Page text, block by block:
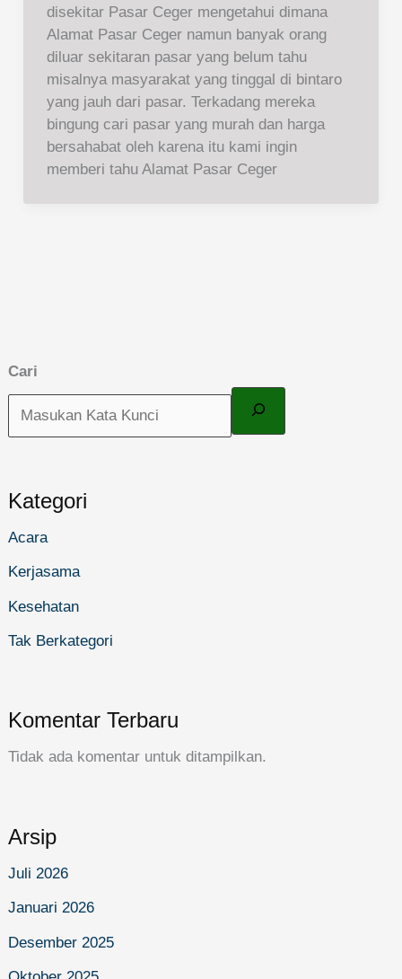
Cari
Kategori
Acara
Kerjasama
Kesehatan
Tak Berkategori
Komentar Terbaru
Tidak ada komentar untuk ditampilkan.
Arsip
Juli 2026
Januari 2026
Desember 2025
disekitar Pasar Ceger mengetahui dimana
Alamat Pasar Ceger namun banyak orang
diluar sekitaran pasar yang belum tahu
misalnya masyarakat yang tinggal di bintaro
yang jauh dari pasar. Terkadang mereka
bingung cari pasar yang murah dan harga
bersahabat oleh karena itu kami ingin
memberi tahu Alamat Pasar Ceger